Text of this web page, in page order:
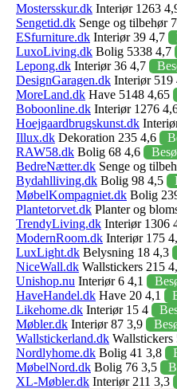
Mostersskur.dk Interiør 1263
Sengetid.dk Senge og tilbehør
ESfurniture.dk Interiør 39 4,7
LuxoLiving.dk Bolig 5338 4,7
Lepong.dk Interiør 36 4,7
DesignGaragen.dk Interiør 519
MoreLand.dk Have 5148 4,65
Boboonline.dk Interiør 1276
Hoejgaardbrugskunst.dk
Illux.dk Dekoration 235 4,6
RAW58.dk Bolig 68 4,6
BedreNætter.dk Senge og
Bydahlliving.dk Bolig 98 4,5
MøbelKompagniet.dk Bolig
Plantetorvet.dk Planter og
TrendyLiving.dk Interiør 1306
ModernRoom.dk Interiør 175
LuxLight.dk Belysning 18 4,3
NiceWall.dk Wallstickers 215
Unishop.nu Interiør 6 4,1
HaveHandel.dk Have 20 4,1
Likehome.dk Interiør 15 4
Møbler.dk Interiør 87 3,9
Wallstickerland.dk Wallstickers
Nordlyhome.dk Bolig 41 3,8
MøbelNord.dk Bolig 76 3,5
XL-Møbler.dk Interiør 211 3,3